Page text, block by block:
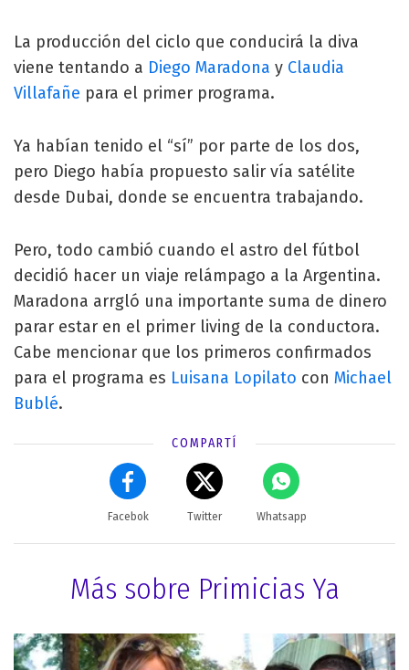
La producción del ciclo que conducirá la diva
viene tentando a Diego Maradona y Claudia
Villafañe para el primer programa.
Ya habían tenido el “sí” por parte de los dos,
pero Diego había propuesto salir vía satélite
desde Dubai, donde se encuentra trabajando.
Pero, todo cambió cuando el astro del fútbol
decidió hacer un viaje relámpago a la Argentina.
Maradona arrgló una importante suma de dinero
parar estar en el primer living de la conductora.
Cabe mencionar que los primeros confirmados
para el programa es Luisana Lopilato con Michael
Bublé.
COMPARTÍ
Facebok Twitter Whatsapp
Más sobre Primicias Ya